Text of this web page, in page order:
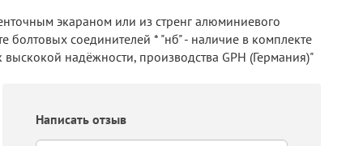
экараном или из стренг алюминиевого
соединителей * "нб" - наличие в комплекте
надёжности, производства GPH (Германия)"
Написать отзыв